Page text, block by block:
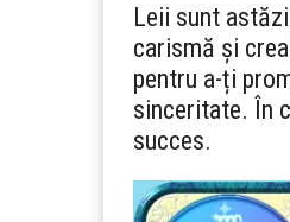
Leii sunt
carismă și
pentru a-ți
sinceritate. În
succes.